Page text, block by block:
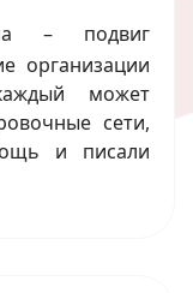
– подвиг
организации
может
сети,
и писали